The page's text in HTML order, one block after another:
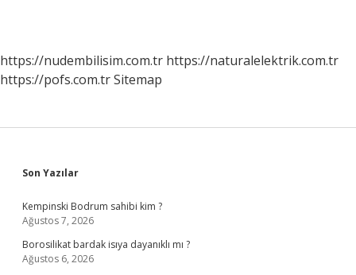
https://nudembilisim.com.tr https://naturalelektrik.com.tr
https://pofs.com.trSitemap
Sidebar
Son Yazılar
Kempinski Bodrum sahibi kim ?
Ağustos 7, 2026
Borosilikat bardak isıya dayanıklı mı ?
Ağustos 6, 2026